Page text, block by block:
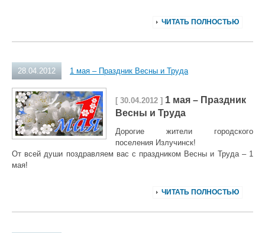
ЧИТАТЬ ПОЛНОСТЬЮ
28.04.2012 1 мая – Праздник Весны и Труда
[ 30.04.2012 ] 1 мая – Праздник
Весны и Труда
Дорогие жители городского
поселения Излучинск!
От всей души поздравляем вас с праздником Весны и Труда – 1
мая!
ЧИТАТЬ ПОЛНОСТЬЮ